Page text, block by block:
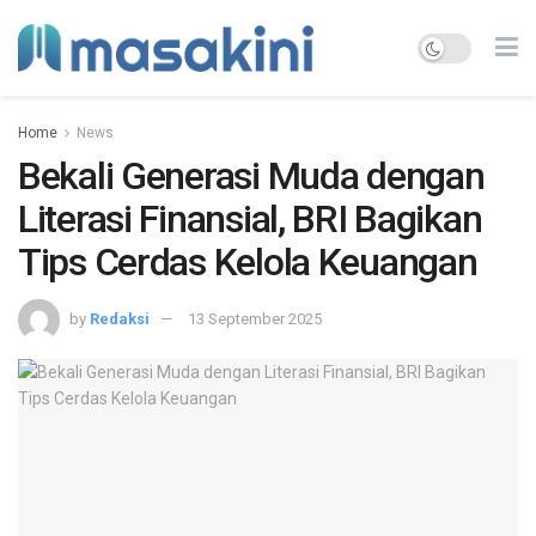
Home News
Bekali Generasi Muda dengan
Literasi Finansial, BRI Bagikan
Tips Cerdas Kelola Keuangan
by Redaksi 13 September 2025